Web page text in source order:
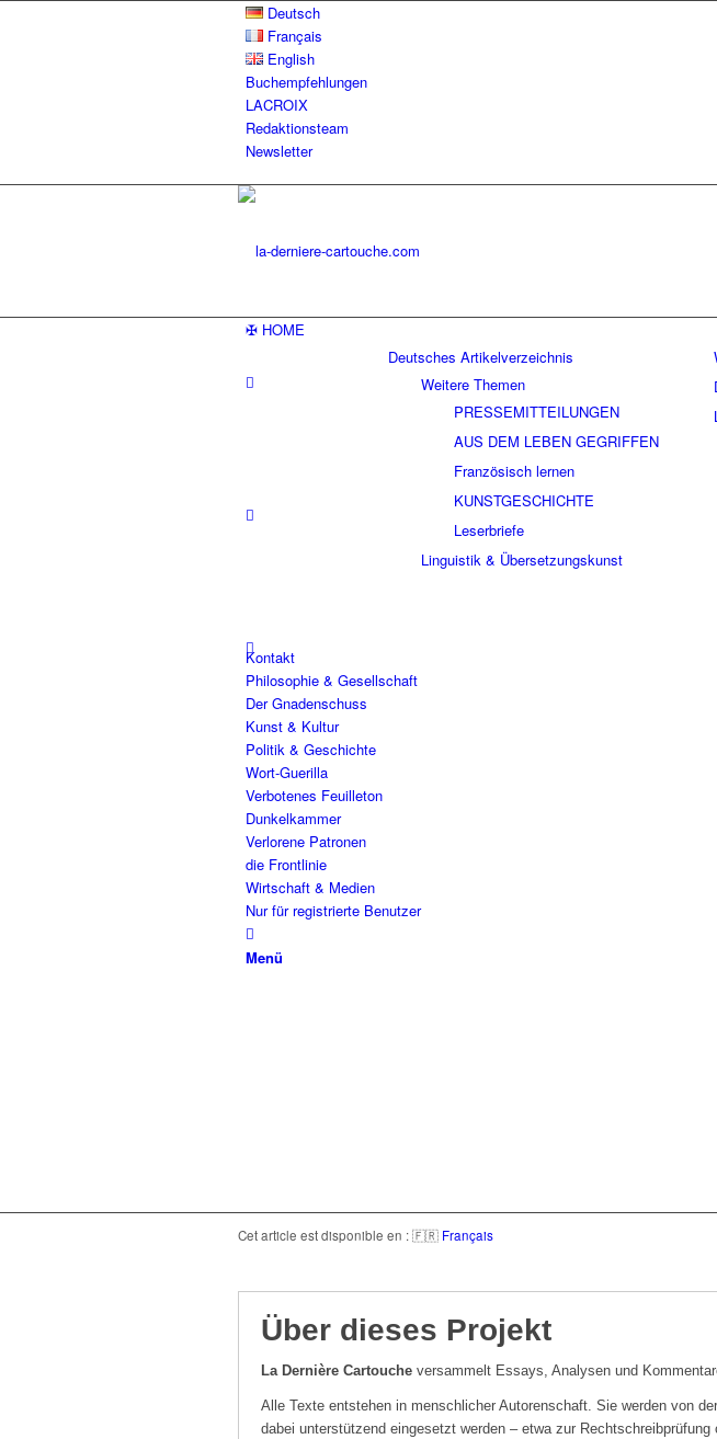
Deutsch
Français
English
Buchempfehlungen
LACROIX
Redaktionsteam
Newsletter
✠ HOME
Deutsches Artikelverzeichnis
Weitere Themen
PRESSEMITTEILUNGEN
AUS DEM LEBEN GEGRIFFEN
Französisch lernen
KUNSTGESCHICHTE
Leserbriefe
Linguistik & Übersetzungskunst
Kontakt
Philosophie & Gesellschaft
Der Gnadenschuss
Kunst & Kultur
Politik & Geschichte
Wort-Guerilla
Verbotenes Feuilleton
Dunkelkammer
Verlorene Patronen
die Frontlinie
Wirtschaft & Medien
Nur für registrierte Benutzer
Menü
Cet article est disponible en : 🇫🇷 Français
Über dieses Projekt
La Dernière Cartouche versammelt Essays, Analysen und
Alle Texte entstehen in menschlicher Autorenschaft. Sie werden von
dabei unterstützend eingesetzt werden – etwa zur